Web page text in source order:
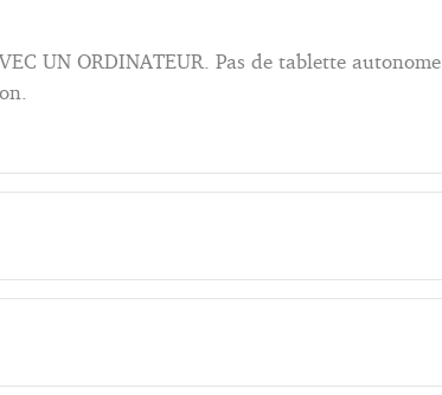
UN ORDINATEUR. Pas de tablette autonome.